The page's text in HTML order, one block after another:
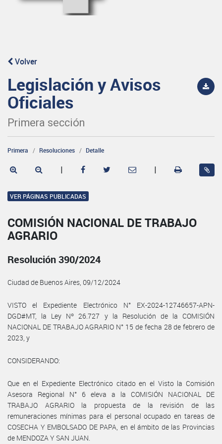
Volver
Legislación y Avisos
Oficiales
Primera sección
Primera Resoluciones Detalle
| |
VER PÁGINAS PUBLICADAS
COMISIÓN NACIONAL DE TRABAJO
AGRARIO
Resolución 390/2024
Ciudad de Buenos Aires, 09/12/2024
VISTO el Expediente Electrónico N° EX-2024-12746657-APN-
DGD#MT, la Ley Nº 26.727 y la Resolución de la COMISIÓN
NACIONAL DE TRABAJO AGRARIO N° 15 de fecha 28 de febrero de
2023, y
CONSIDERANDO:
Que en el Expediente Electrónico citado en el Visto la Comisión
Asesora Regional N° 6 eleva a la COMISIÓN NACIONAL DE
TRABAJO AGRARIO la propuesta de la revisión de las
remuneraciones mínimas para el personal ocupado en tareas de
COSECHA Y EMBOLSADO DE PAPA, en el ámbito de las Provincias
de MENDOZA Y SAN JUAN.